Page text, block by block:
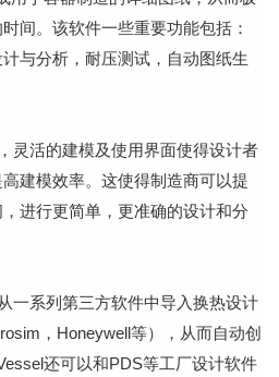
间。该软件一些重要功能包括：
与分析，耐压测试，自动图纸生
灵活的建模及使用界面使得设计者
建模效率。这使得制造商可以提
进行更简单，更准确的设计和分
一系列第三方软件中导入换热设计
，Honeywell等），从而自动创
还可以和PDS等工厂设计软件